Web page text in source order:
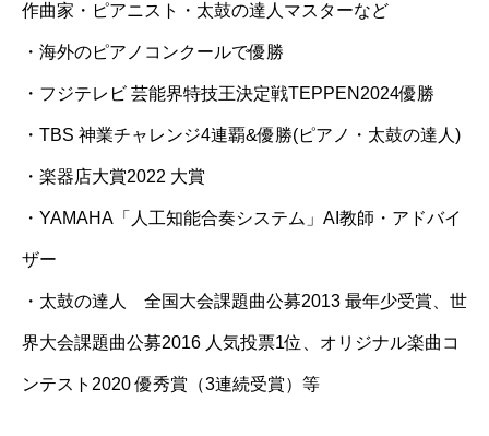
作曲家・ピアニスト・太鼓の達人マスターなど
・海外のピアノコンクールで優勝
・フジテレビ 芸能界特技王決定戦TEPPEN2024優勝
・TBS 神業チャレンジ4連覇&優勝(ピアノ・太鼓の達人)
・楽器店大賞2022 大賞
・YAMAHA「人工知能合奏システム」AI教師・アドバイ
ザー
・太鼓の達人 全国大会課題曲公募2013 最年少受賞、世
界大会課題曲公募2016 人気投票1位、オリジナル楽曲コ
ンテスト2020 優秀賞（3連続受賞）等